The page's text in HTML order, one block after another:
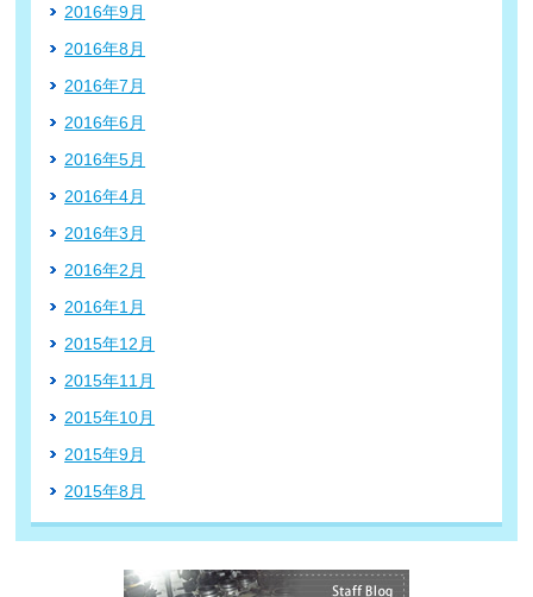
2016年9月
2016年8月
2016年7月
2016年6月
2016年5月
2016年4月
2016年3月
2016年2月
2016年1月
2015年12月
2015年11月
2015年10月
2015年9月
2015年8月